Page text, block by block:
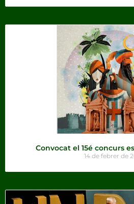
Convocat el 15é concurs
14 de febrer de